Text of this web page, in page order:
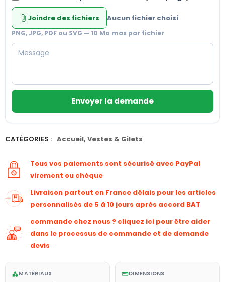
attach_file Joindre des fichiers Aucun fichier choisi
PNG, JPG, PDF ou SVG — 10 Mo max par fichier
Envoyer la demande
CATÉGORIES : Accueil, Vestes & Gilets
Tous vos paiements sont sécurisé avec PayPal
virement ou chèque
Livraison partout en France délais pour les articles
personnalisés de 5 à 10 jours après accord BAT
commande chez nous ? cliquez ici pour être aider
dans le processus de commande et de demande
devis
categoryMATÉRIAUX straightenDIMENSIONS